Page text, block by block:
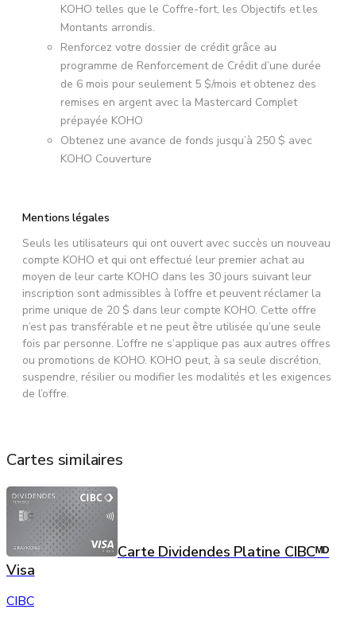
KOHO telles que le Coffre-fort, les Objectifs et les
Montants arrondis.
Renforcez votre dossier de crédit grâce au
programme de Renforcement de Crédit d’une durée
de 6 mois pour seulement 5 $/mois et obtenez des
remises en argent avec la Mastercard Complet
prépayée KOHO
Obtenez une avance de fonds jusqu’à 250 $ avec
KOHO Couverture
Mentions légales
Seuls les utilisateurs qui ont ouvert avec succès un nouveau
compte KOHO et qui ont effectué leur premier achat au
moyen de leur carte KOHO dans les 30 jours suivant leur
inscription sont admissibles à l’offre et peuvent réclamer la
prime unique de 20 $ dans leur compte KOHO. Cette offre
n’est pas transférable et ne peut être utilisée qu’une seule
fois par personne. L’offre ne s’applique pas aux autres offres
ou promotions de KOHO. KOHO peut, à sa seule discrétion,
suspendre, résilier ou modifier les modalités et les exigences
de l’offre.
Cartes similaires
Carte Dividendes Platine CIBCᴹᴰ
Visa
CIBC